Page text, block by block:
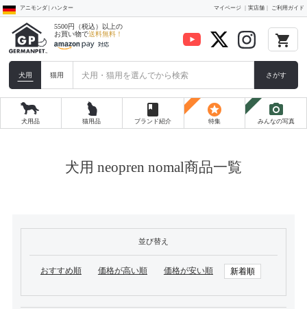
アニモンダ | ハンター マイページ 実店舗 ご利用ガイド
5500円（税込）以上の
お買い物で送料無料！ local_grocery_store
犬用 猫用 さがす
犬用品 猫用品
book
ブランド紹介
stars
特集
photo_camera
みんなの写真
犬用 neopren nomal商品一覧
並び替え
おすすめ順 価格が高い順 価格が安い順 新着順